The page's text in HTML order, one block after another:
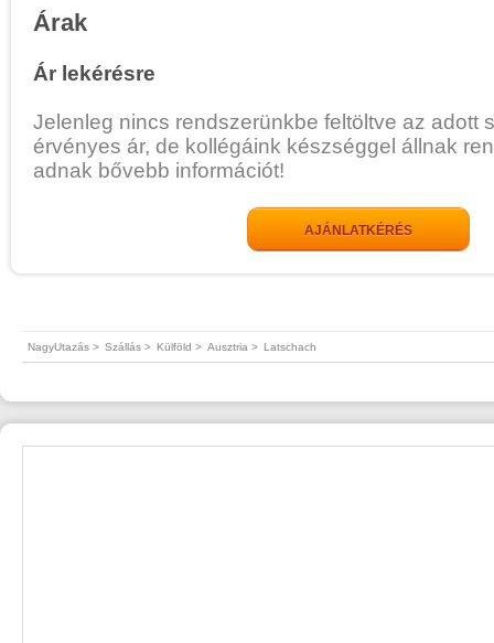
Árak
Ár lekérésre
Jelenleg nincs rendszerünkbe feltöltve az adott
érvényes ár, de kollégáink készséggel állnak
adnak bővebb információt!
AJÁNLATKÉRÉS
NagyUtazás > Szállás > Külföld > Ausztria > Latschach